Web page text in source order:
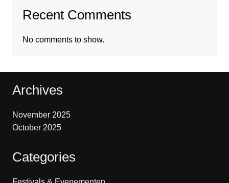
Recent Comments
No comments to show.
Archives
November 2025
October 2025
Categories